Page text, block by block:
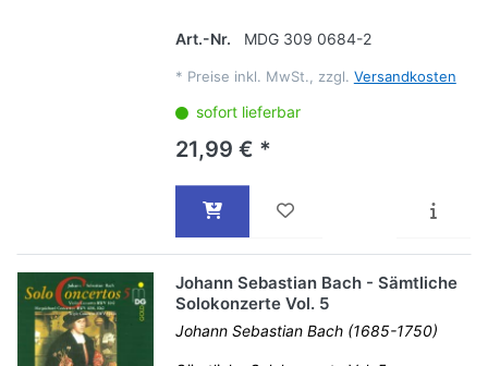
Art.-Nr. MDG 309 0684-2
* Preise inkl. MwSt., zzgl. Versandkosten
sofort lieferbar
21,99 € *
Johann Sebastian Bach - Sämtliche
Solokonzerte Vol. 5
Johann Sebastian Bach (1685-1750)